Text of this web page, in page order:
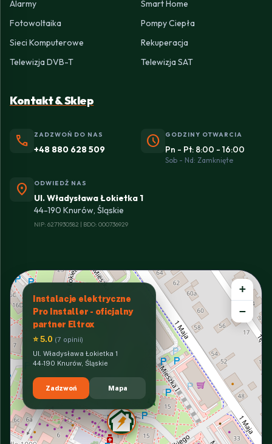
Alarmy
Smart Home
Fotowoltaika
Pompy Ciepła
Sieci Komputerowe
Rekuperacja
Telewizja DVB-T
Telewizja SAT
Kontakt & Sklep
phone ZADZWOŃ DO NAS
+48 880 628 509 schedule GODZINY OTWARCIA
Pn - Pt: 8:00 - 16:00
Sob - Nd: Zamknięte
location_on ODWIEDŹ NAS
Ul. Władysława Łokietka 1
44-190 Knurów, Śląskie
NIP: 6271930582 | BDO: 000736929
Instalacje elektryczne
Pro Installer - oficjalny
partner Eltrox
⭐ 5.0 (7 opinii)
Ul. Władysława Łokietka 1
44-190 Knurów, Śląskie
Zadzwoń Mapa
+
−